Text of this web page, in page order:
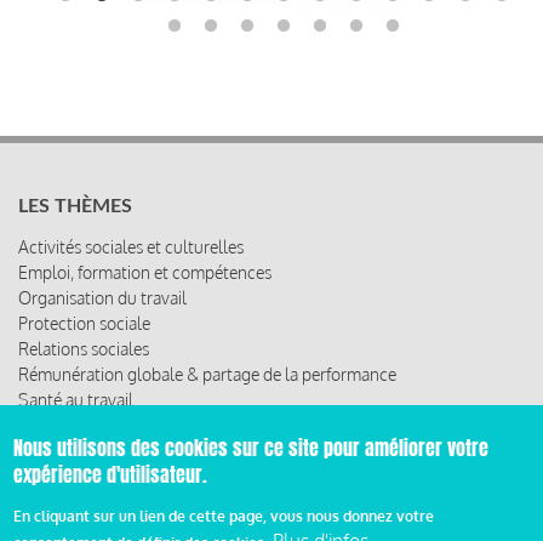
LES THÈMES
Activités sociales et culturelles
Emploi, formation et compétences
Organisation du travail
Protection sociale
Relations sociales
Rémunération globale & partage de la performance
Santé au travail
ACCÈS RAPIDE
Les abonnements
Nous utilisons des cookies sur ce site pour améliorer votre
expérience d'utilisateur.
En cliquant sur un lien de cette page, vous nous donnez votre